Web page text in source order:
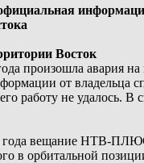
Восток
произошла авария
от
его работу не
года вещание НТВ-
в орбитальной